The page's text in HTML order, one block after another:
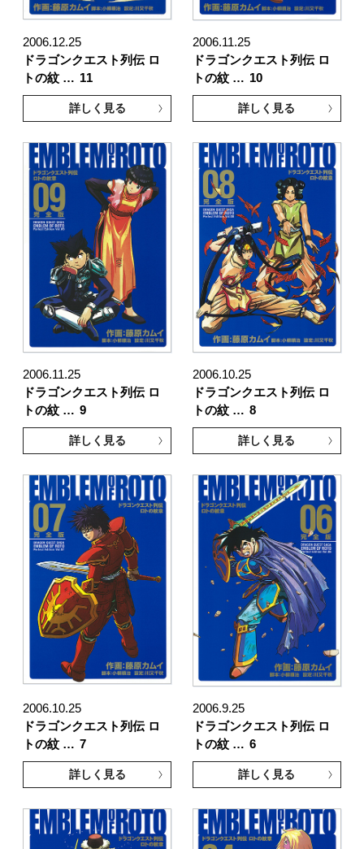
2006.12.25
ドラゴンクエスト列伝 ロ
トの紋 … 11
詳しく見る
2006.11.25
ドラゴンクエスト列伝 ロ
トの紋 … 10
詳しく見る
2006.11.25
ドラゴンクエスト列伝 ロ
トの紋 … 9
詳しく見る
2006.10.25
ドラゴンクエスト列伝 ロ
トの紋 … 8
詳しく見る
2006.10.25
ドラゴンクエスト列伝 ロ
トの紋 … 7
詳しく見る
2006.9.25
ドラゴンクエスト列伝 ロ
トの紋 … 6
詳しく見る